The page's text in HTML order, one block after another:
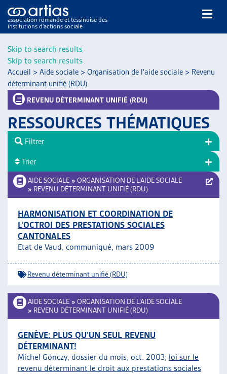
Skip to search results
Skip to search results
association romande et tessinoise des
institutions d’actions sociale
NOS PUBLICATIONS
ARTICLES
VEILLE
RESSOURCES
THÉMATIQUES
AUTRES
ARTIAS
L’ASSOCIATION
PROJETS ET ACTIVITÉS
JOURNÉES D’AUTOMNE
Accueil > Aide sociale > Organisation de l'aide sociale > Revenu
déterminant unifié (RDU)
REVENU DÉTERMINANT UNIFIÉ (RDU)
RESSOURCES THÉMATIQUES
AIDE SOCIALE » ORGANISATION DE L’AIDE SOCIALE
» REVENU DÉTERMINANT UNIFIÉ (RDU)
HARMONISATION ET COORDINATION DE
L’OCTROI DES PRESTATIONS SOCIALES
CANTONALES
Etat de Vaud, communiqué, mars 2009
Revenu déterminant unifié (RDU)
AIDE SOCIALE » ORGANISATION DE L’AIDE SOCIALE
» REVENU DÉTERMINANT UNIFIÉ (RDU)
GENÈVE: PLUS QU’UN SEUL REVENU
DÉTERMINANT!
Michel Gönczy, dossier du mois, oct. 2003; loi sur le
revenu déterminant le droit aux prestations sociales
Filtrer
Trier